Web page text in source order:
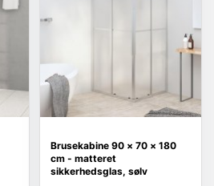
Brusekabine 90 × 70 × 180
cm - matteret
sikkerhedsglas, sølv